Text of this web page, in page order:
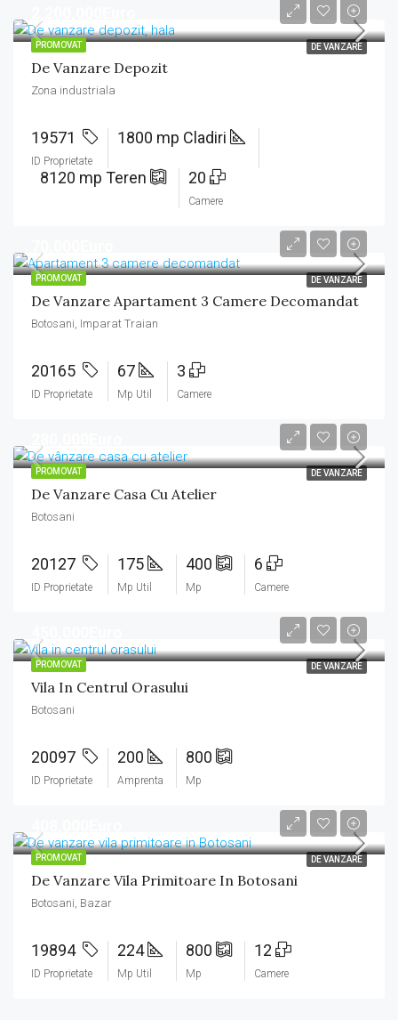
PROMOVAT DE VANZARE
De Vanzare Depozit
Zona industriala
19571
ID Proprietate
1800 mp Cladiri
8120 mp Teren 20
Camere
PROMOVAT DE VANZARE
De Vanzare Apartament 3 Camere Decomandat
Botosani, Imparat Traian
20165
ID Proprietate
67
Mp Util
3
Camere
PROMOVAT DE VANZARE
De Vanzare Casa Cu Atelier
Botosani
20127
ID Proprietate
175
Mp Util
400
Mp
6
Camere
PROMOVAT DE VANZARE
Vila In Centrul Orasului
Botosani
20097
ID Proprietate
200
Amprenta
800
Mp
PROMOVAT DE VANZARE
De Vanzare Vila Primitoare In Botosani
Botosani, Bazar
19894
ID Proprietate
224
Mp Util
800
Mp
12
Camere